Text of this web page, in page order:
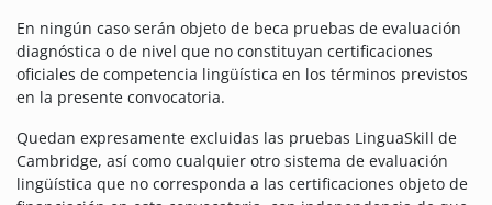
En ningún caso serán objeto de beca pruebas de evaluación
diagnóstica o de nivel que no constituyan certificaciones
oficiales de competencia lingüística en los términos previstos
en la presente convocatoria.
Quedan expresamente excluidas las pruebas LinguaSkill de
Cambridge, así como cualquier otro sistema de evaluación
lingüística que no corresponda a las certificaciones objeto de